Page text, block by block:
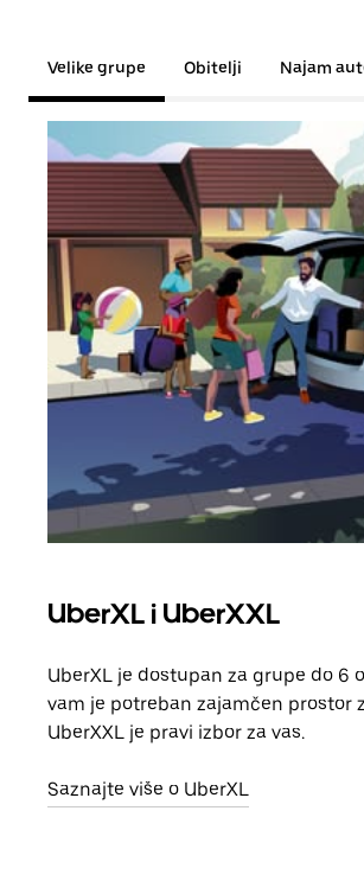
Velike grupe Obitelji Najam
UberXL i UberXXL
UberXL je dostupan za grupe do 6
vam je potreban zajamčen prostor
UberXXL je pravi izbor za vas.
Saznajte više o UberXL